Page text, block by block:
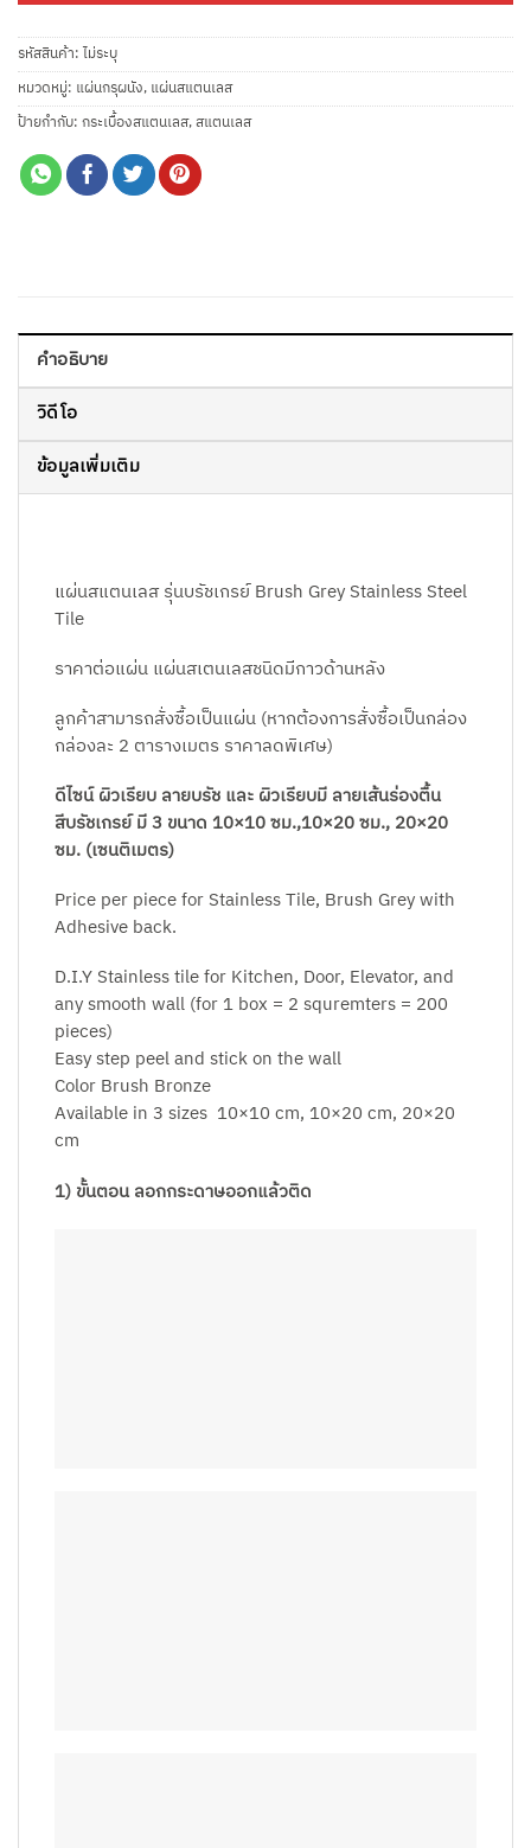
รหัสสินค้า: ไม่ระบุ
หมวดหมู่: แผ่นกรุผนัง, แผ่นสแตนเลส
ป้ายกำกับ: กระเบื้องสแตนเลส,สแตนเลส
คำอธิบาย
วิดีโอ
ข้อมูลเพิ่มเติม
แผ่นสแตนเลส รุ่นบรัชเกรย์ Brush Grey Stainless Steel
Tile
ราคาต่อแผ่น แผ่นสเตนเลสชนิดมีกาวด้านหลัง
ลูกค้าสามารถสั่งซื้อเป็นแผ่น (หากต้องการสั่งซื้อเป็นกล่อง
กล่องละ 2 ตารางเมตร ราคาลดพิเศษ)
ดีไซน์ ผิวเรียบ ลายบรัช และ ผิวเรียบมี ลายเส้นร่องตื้น
สีบรัชเกรย์ มี 3 ขนาด 10×10 ซม.,10×20 ซม., 20×20
ซม. (เซนติเมตร)
Price per piece for Stainless Tile, Brush Grey with
Adhesive back.
D.I.Y Stainless tile for Kitchen, Door, Elevator, and
any smooth wall (for 1 box = 2 squremters = 200
pieces)
Easy step peel and stick on the wall
Color Brush Bronze
Available in 3 sizes 10×10 cm, 10×20 cm, 20×20
cm
1) ขั้นตอน ลอกกระดาษออกแล้วติด